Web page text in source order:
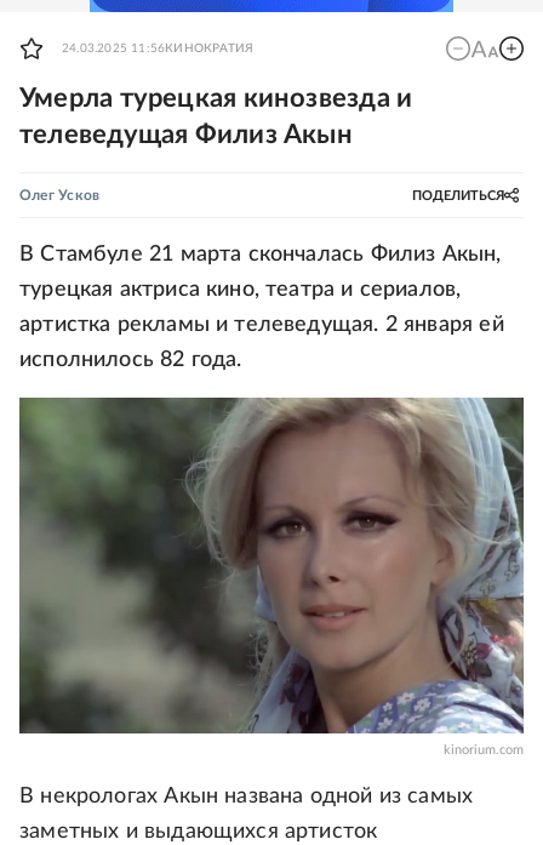
24.03.2025 11:56 КИНОКРАТИЯ
Умерла турецкая кинозвезда и
телеведущая Филиз Акын
Олег Усков ПОДЕЛИТЬСЯ
В Стамбуле 21 марта скончалась Филиз Акын,
турецкая актриса кино, театра и сериалов,
артистка рекламы и телеведущая. 2 января ей
исполнилось 82 года.
kinorium.com
В некрологах Акын названа одной из самых
заметных и выдающихся артисток